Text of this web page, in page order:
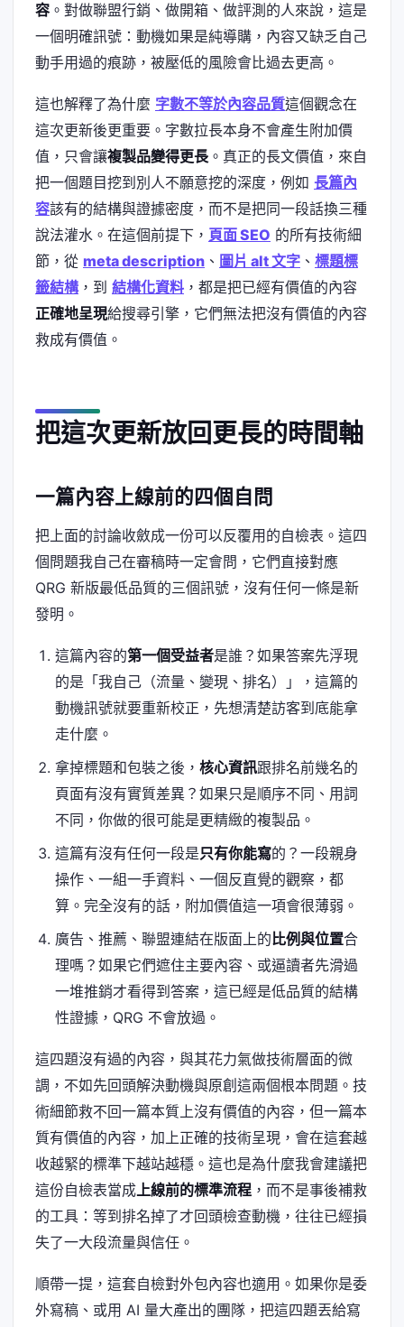
容 。對做聯盟行銷、做開箱、做評測的人來說，這是
一個明確訊號：動機如果是純導購，內容又缺乏自己
動手用過的痕跡，被壓低的風險會比過去更高。
這也解釋了為什麼 字數不等於內容品質這個觀念在
這次更新後更重要。字數拉長本身不會產生附加價
值，只會讓複製品變得更長 。真正的長文價值，來自
把一個題目挖到別人不願意挖的深度，例如 長篇內
容該有的結構與證據密度，而不是把同一段話換三種
說法灌水。在這個前提下， 頁面 SEO 的所有技術細
節，從 meta description 、 圖片 alt 文字 、 標題標
籤結構，到 結構化資料 ，都是把已經有價值的內容
正確地呈現給搜尋引擎，它們無法把沒有價值的內容
救成有價值。
把這次更新放回更長的時間軸
一篇內容上線前的四個自問
把上面的討論收斂成一份可以反覆用的自檢表。這四
個問題我自己在審稿時一定會問，它們直接對應
QRG 新版最低品質的三個訊號，沒有任何一條是新
發明。
這篇內容的第一個受益者是誰？如果答案先浮現
的是「我自己（流量、變現、排名）」，這篇的
動機訊號就要重新校正，先想清楚訪客到底能拿
走什麼。
拿掉標題和包裝之後， 核心資訊跟排名前幾名的
頁面有沒有實質差異？如果只是順序不同、用詞
不同，你做的很可能是更精緻的複製品。
這篇有沒有任何一段是只有你能寫的？一段親身
操作、一組一手資料、一個反直覺的觀察，都
算。完全沒有的話，附加價值這一項會很薄弱。
廣告、推薦、聯盟連結在版面上的比例與位置合
理嗎？如果它們遮住主要內容、或逼讀者先滑過
一堆推銷才看得到答案，這已經是低品質的結構
性證據，QRG 不會放過。
這四題沒有過的內容，與其花力氣做技術層面的微
調，不如先回頭解決動機與原創這兩個根本問題。技
術細節救不回一篇本質上沒有價值的內容，但一篇本
質有價值的內容，加上正確的技術呈現，會在這套越
收越緊的標準下越站越穩。這也是為什麼我會建議把
這份自檢表當成上線前的標準流程 ，而不是事後補救
的工具：等到排名掉了才回頭檢查動機，往往已經損
失了一大段流量與信任。
順帶一提，這套自檢對外包內容也適用。如果你是委
外寫稿、或用 AI 量大產出的團隊，把這四題丟給寫